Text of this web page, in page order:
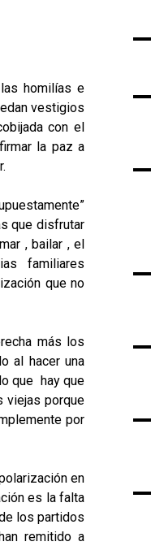
homilías e
vestigios
con el
la paz a
que disfrutar
, bailar , el
familiares
que no
más los
al hacer una
que hay que
viejas porque
por
en
es la falta
los partidos
remitido a